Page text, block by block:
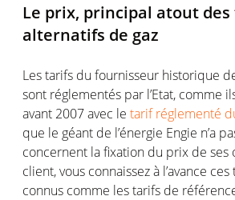
Le prix, principal atout
alternatifs de gaz
Les tarifs du fournisseur historique
sont réglementés par l’Etat, comme
avant 2007 avec le tarif réglementé
que le géant de l’énergie Engie n’a
concernent la fixation du prix de ses
client, vous connaissez à l’avance ces
connus comme les tarifs de